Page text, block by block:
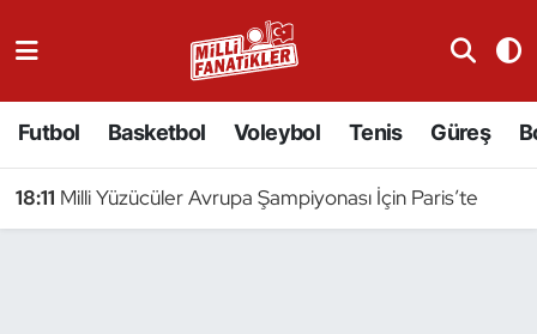
Futbol Basketbol Voleybol Tenis Güreş
18:11 Milli Yüzücüler Avrupa Şampiyonası İçin Paris’te
Badminton